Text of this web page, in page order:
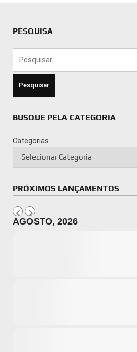
PESQUISA
BUSQUE PELA CATEGORIA
Categorias
PRÓXIMOS LANÇAMENTOS
AGOSTO, 2026